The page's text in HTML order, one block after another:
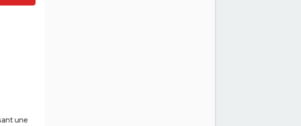
une